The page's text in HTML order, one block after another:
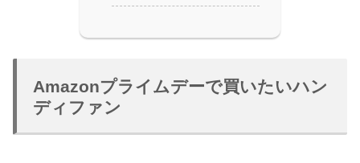
Amazonプライムデーで買いたいハン
ディファン